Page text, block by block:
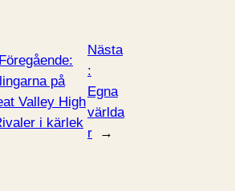
Föregående:
på
Valley High
i kärlek
Nästa
:
Egna
världa
r
→